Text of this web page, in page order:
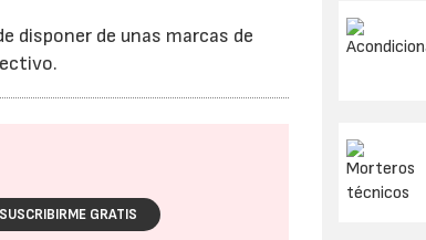
disponer de unas marcas de
SUSCRIBIRME GRATIS